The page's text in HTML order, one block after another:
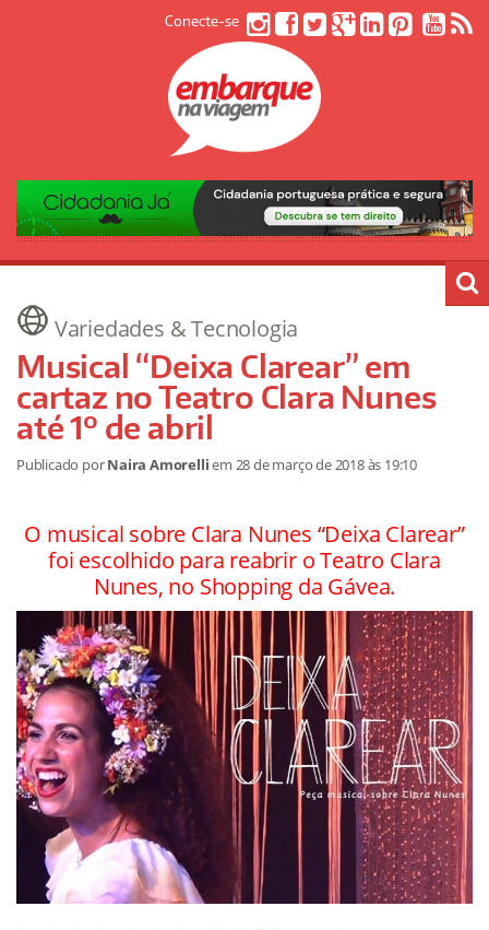
Conecte-se
Variedades & Tecnologia
Musical “Deixa Clarear” em
cartaz no Teatro Clara Nunes
até 1º de abril
Publicado porNaira Amorelliem 28 de março de 2018às 19:10
O musical sobre Clara Nunes “Deixa Clarear”
foi escolhido para reabrir o Teatro Clara
Nunes, no Shopping da Gávea.